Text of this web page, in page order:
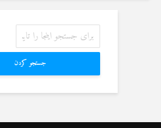
جستجو کردن